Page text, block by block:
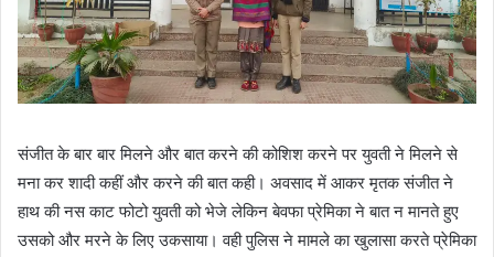
संजीत के बार बार मिलने और बात करने की कोशिश करने पर युवती ने मिलने से
मना कर शादी कहीं और करने की बात कही। अवसाद में आकर मृतक संजीत ने
हाथ की नस काट फोटो युवती को भेजे लेकिन बेवफा प्रेमिका ने बात न मानते हुए
उसको और मरने के लिए उकसाया। वही पुलिस ने मामले का खुलासा करते प्रेमिका